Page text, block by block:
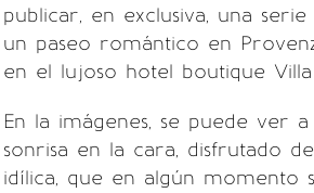
publicar, en exclusiva, una
un paseo romántico en
en el lujoso hotel boutique Villa
En la imágenes, se puede ver
sonrisa en la cara, disfrutado
idílica, que en algún momento